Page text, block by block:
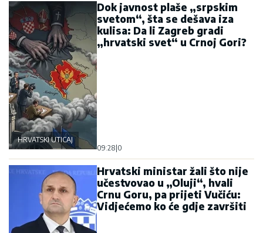
HRVATSKI UTICAJ
Dok javnost plaše „srpskim
svetom“, šta se dešava iza
kulisa: Da li Zagreb gradi
„hrvatski svet“ u Crnoj Gori?
09:28 0
Hrvatski ministar žali što nije
učestvovao u „Oluji“, hvali
Crnu Goru, pa prijeti Vučiću:
Vidjećemo ko će gdje završiti